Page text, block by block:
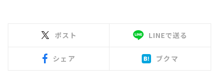
ポスト LINEで送る
シェア ブクマ